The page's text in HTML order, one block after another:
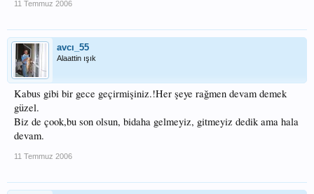
11 Temmuz 2006
avcı_55
Alaattin ışık
Kabus gibi bir gece geçirmişiniz.!Her şeye rağmen devam demek
güzel.
Biz de çook,bu son olsun, bidaha gelmeyiz, gitmeyiz dedik ama hala
devam.
11 Temmuz 2006